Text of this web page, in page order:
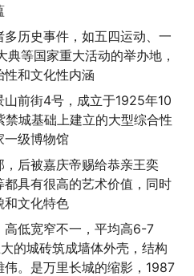
历史事件，如五四运动、一
典等国家重大活动的举办地，
和文化性内涵
前街4号，成立于1925年10
禁城基础上建立的大型综合性
一级博物馆
后被嘉庆帝赐给恭亲王奕
具有很高的艺术价值，同时
和文化特色
高低宽窄不一，平均高6-7
的城砖筑成墙体外壳，结构
。是万里长城的缩影，1987